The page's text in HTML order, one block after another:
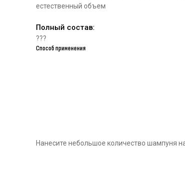
естественный объем
Полный состав:
???
Способ применения
Нанесите небольшое количество шампуня